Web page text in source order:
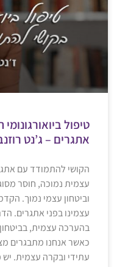
טיפול
אתגרים – ג’נט
הקושי להתמודד עם
עצמית נמוכה, חוסר
וביטחון עצמי נמוך.
עצמינו בפני אתגרים.
בהערכה עצמית,
כאשר אנחנו מתבגרים
עתידי ובקרה עצמית. יש